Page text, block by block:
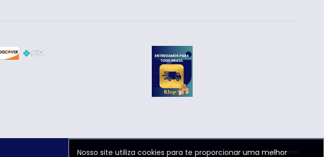
Nosso site utiliza cookies para te proporcionar uma melhor